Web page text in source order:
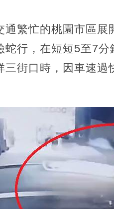
繁忙的桃園市區
行，在短短5至7
街口時，因車速